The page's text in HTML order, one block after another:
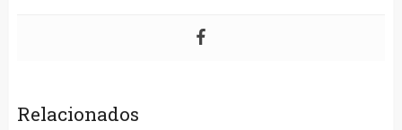
Relacionados